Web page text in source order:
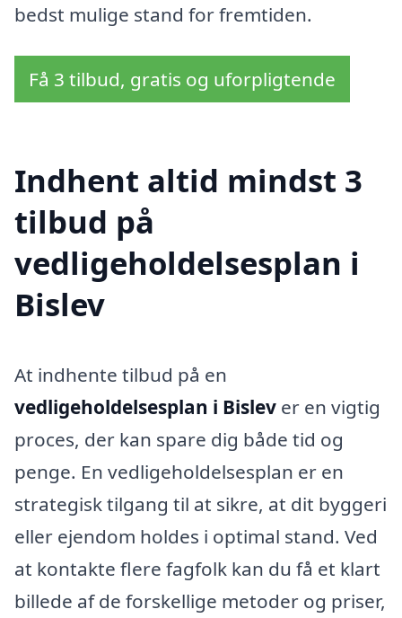
bedst mulige stand for fremtiden.
Få 3 tilbud, gratis og uforpligtende
Indhent altid mindst 3
tilbud på
vedligeholdelsesplan i
Bislev
At indhente tilbud på en
vedligeholdelsesplan i Bislev er en vigtig
proces, der kan spare dig både tid og
penge. En vedligeholdelsesplan er en
strategisk tilgang til at sikre, at dit byggeri
eller ejendom holdes i optimal stand. Ved
at kontakte flere fagfolk kan du få et klart
billede af de forskellige metoder og priser,